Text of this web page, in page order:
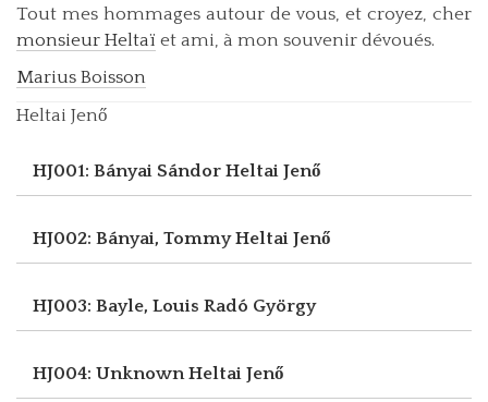
Tout mes hommages autour de vous, et croyez, cher
monsieur Heltaï et ami, à mon souvenir dévoués.
Marius Boisson
Heltai Jenő
HJ001: Bányai Sándor Heltai Jenő
HJ002: Bányai, TommyHeltai Jenő
HJ003: Bayle, Louis Radó György
HJ004: UnknownHeltai Jenő